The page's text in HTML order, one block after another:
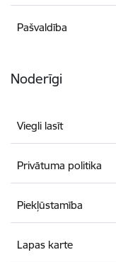
Pašvaldība
Noderīgi
Viegli lasīt
Privātuma politika
Piekļūstamība
Lapas karte